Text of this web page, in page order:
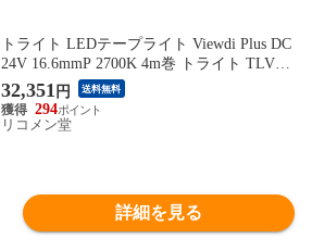
トライト LEDテープライト Viewdi Plus DC
24V 16.6mmP 2700K 4m巻 トライト TLVD2
7216.6P4 工事 照明用品 作業灯 照明用品 照
明器具【送料無料】
32,351 円 送料無料
294
リコメン堂
詳細を見る